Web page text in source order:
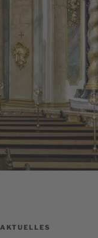
AKTUELLES